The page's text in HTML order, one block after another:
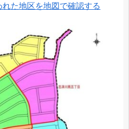
た地区を地図で確認する